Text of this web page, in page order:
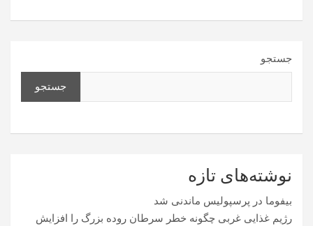
جستجو
جستجو
نوشته‌های تازه
بیفوما در پرسپولیس ماندنی شد
رژیم غذایی غربی چگونه خطر سرطان روده بزرگ را افزایش